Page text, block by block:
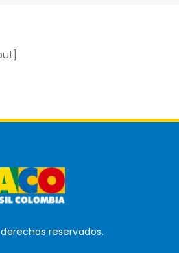
reservados.